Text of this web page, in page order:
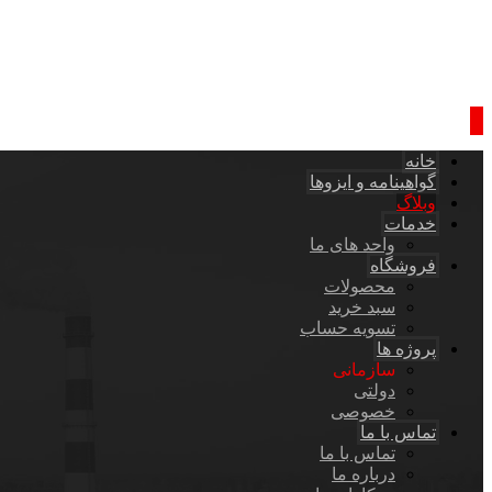
خانه
گواهینامه و ایزوها
وبلاگ
خدمات
واحد های ما
فروشگاه
محصولات
سبد خرید
تسویه حساب
پروژه ها
سازمانی
دولتی
خصوصی
تماس با ما
تماس با ما
درباره ما